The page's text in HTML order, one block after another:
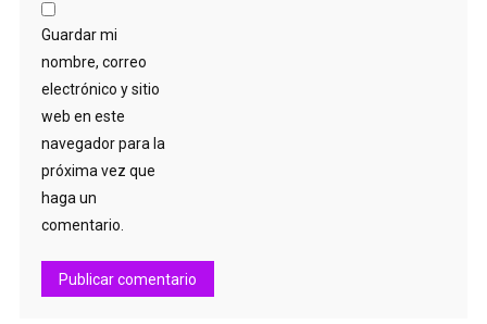
Guardar mi
nombre, correo
electrónico y sitio
web en este
navegador para la
próxima vez que
haga un
comentario.